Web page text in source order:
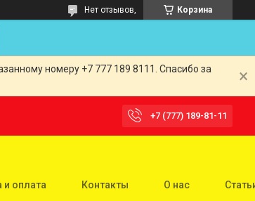
Корзина
Нет отзывов,
номеру +7 777 189 8111. Спасибо за
+7 (777) 189-81-11
и оплата Контакты О нас